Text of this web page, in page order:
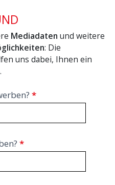
Mediadaten und weitere
: Die
uns dabei, Ihnen ein
*
*